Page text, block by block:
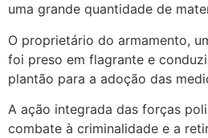
uma grande quantidade de
O proprietário do armamento,
foi preso em flagrante e
plantão para a adoção das
A ação integrada das forças
combate à criminalidade e a